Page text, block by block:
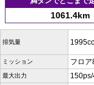
1061.4km
排気量 1995cc
ミッション フロア
最大出力